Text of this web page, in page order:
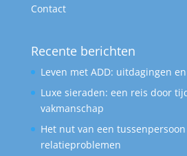
Contact
Recente berichten
Leven met ADD: uitdagingen
Luxe sieraden: een reis door
vakmanschap
Het nut van een
relatieproblemen